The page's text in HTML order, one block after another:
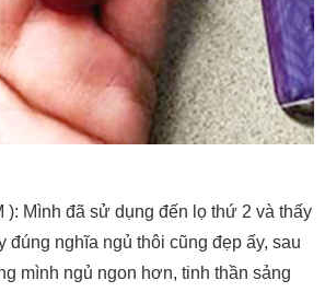
): Mình đã sử dụng đến lọ thứ 2 và thấy
đúng nghĩa ngủ thôi cũng đẹp ấy, sau
mình ngủ ngon hơn, tinh thần sảng